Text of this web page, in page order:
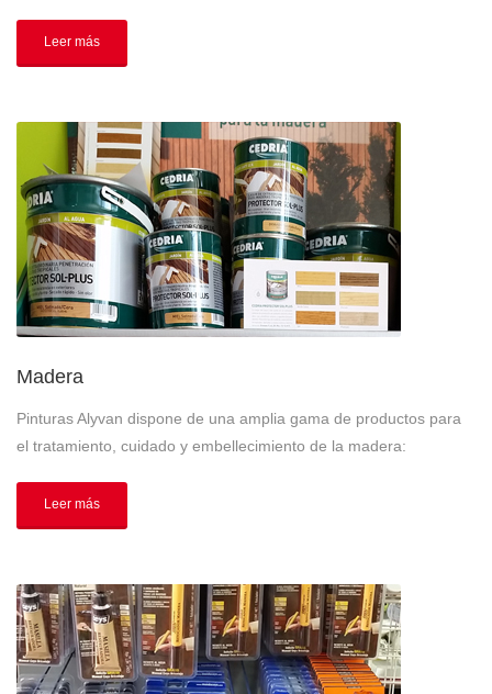
Leer más
Madera
Pinturas Alyvan dispone de una amplia gama de productos para
el tratamiento, cuidado y embellecimiento de la madera:
Leer más